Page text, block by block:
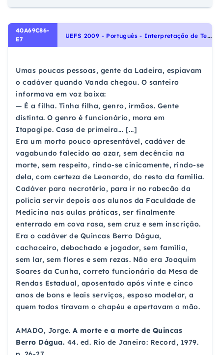
40A69C86-
E7
U
EFS 2009 - Português - Interpretação de Textos, Noções Gerais de Compreensão e Interpretação de Texto
Umas poucas pessoas, gente da Ladeira, espiavam
o cadáver quando Vanda chegou. O santeiro
informava em voz baixa:
— É a filha. Tinha filha, genro, irmãos. Gente
distinta. O genro é funcionário, mora em
Itapagipe. Casa de primeira... [...]
Era um morto pouco apresentável, cadáver de
vagabundo falecido ao azar, sem decência na
morte, sem respeito, rindo-se cinicamente, rindo-se
dela, com certeza de Leonardo, do resto da família.
Cadáver para necrotério, para ir no rabecão da
polícia servir depois aos alunos da Faculdade de
Medicina nas aulas práticas, ser finalmente
enterrado em cova rasa, sem cruz e sem inscrição.
Era o cadáver de Quincas Berro Dágua,
cachaceiro, debochado e jogador, sem família,
sem lar, sem flores e sem rezas. Não era Joaquim
Soares da Cunha, correto funcionário da Mesa de
Rendas Estadual, aposentado após vinte e cinco
anos de bons e leais serviços, esposo modelar, a
quem todos tiravam o chapéu e apertavam a mão.
AMADO, Jorge. A morte e a morte de Quincas
Berro Dágua. 44. ed. Rio de Janeiro: Record, 1979.